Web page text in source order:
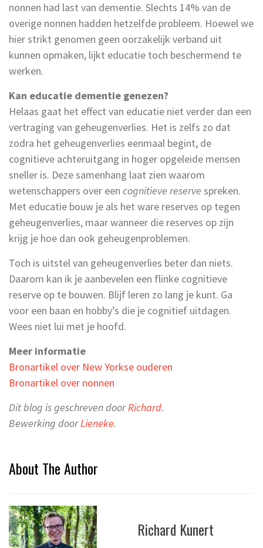
nonnen had last van dementie. Slechts 14% van de
overige nonnen hadden hetzelfde probleem. Hoewel we
hier strikt genomen geen oorzakelijk verband uit
kunnen opmaken, lijkt educatie toch beschermend te
werken.
Kan educatie dementie genezen?
Helaas gaat het effect van educatie niet verder dan een
vertraging van geheugenverlies. Het is zelfs zo dat
zodra het geheugenverlies eenmaal begint, de
cognitieve achteruitgang in hoger opgeleide mensen
sneller is. Deze samenhang laat zien waarom
wetenschappers over een cognitieve reserve spreken.
Met educatie bouw je als het ware reserves op tegen
geheugenverlies, maar wanneer die reserves op zijn
krijg je hoe dan ook geheugenproblemen.
Toch is uitstel van geheugenverlies beter dan niets.
Daarom kan ik je aanbevelen een flinke cognitieve
reserve op te bouwen. Blijf leren zo lang je kunt. Ga
voor een baan en hobby’s die je cognitief uitdagen.
Wees niet lui met je hoofd.
Meer informatie
Bronartikel over New Yorkse ouderen
Bronartikel over nonnen
Dit blog is geschreven doorRichard.
Bewerking doorLieneke.
About The Author
Richard Kunert